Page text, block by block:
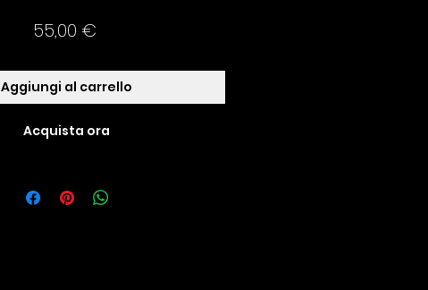
55,00 €Prezzo
Aggiungi al carrello
Acquista ora